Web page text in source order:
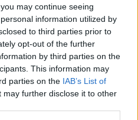
may continue seeing
information utilized by
to third parties prior to
opt-out of the further
by third parties on the
This information may
parties on the IAB’s List of
may further disclose it to other
preotului
sexual o enoriașă
concentrat pe sânul
de ce a făcut-o într-un
te stresa, sfânt e tot
/ Amenințare:
de a te răzbuna!